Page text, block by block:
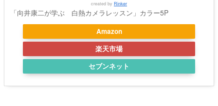
created by Rinker
「向井康二が学ぶ 白熱カメラレッスン」カラー5P
Amazon
楽天市場
セブンネット